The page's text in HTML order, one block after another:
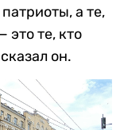
а те,
это те, кто
он.